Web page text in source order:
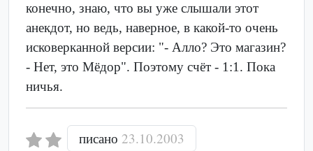
конечно, знаю, что вы уже слышали этот
анекдот, но ведь, наверное, в какой-то очень
исковерканной версии: "- Алло? Это магазин?
- Нет, это Мёдор". Поэтому счёт - 1:1. Пока
ничья.
писано 23.10.2003